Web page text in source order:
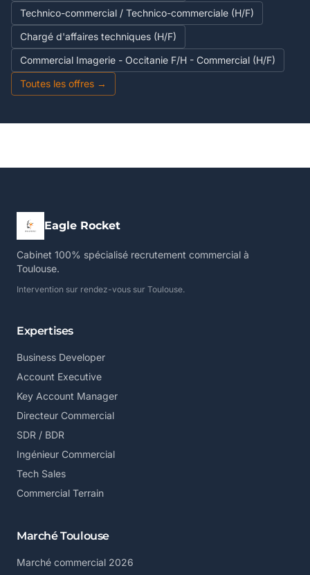
Technico-commercial / Technico-commerciale (H/F)
Chargé d'affaires techniques (H/F)
Commercial Imagerie - Occitanie F/H - Commercial (H/F)
Toutes les offres →
Eagle Rocket
Cabinet 100% spécialisé recrutement commercial à
Toulouse.
Intervention sur rendez-vous sur Toulouse.
Expertises
Business Developer
Account Executive
Key Account Manager
Directeur Commercial
SDR / BDR
Ingénieur Commercial
Tech Sales
Commercial Terrain
Marché Toulouse
Marché commercial 2026